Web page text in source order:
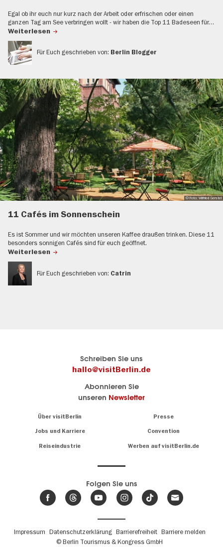
Egal ob ihr euch nur kurz nach der Arbeit oder erfrischen oder einen
ganzen Tag am See verbringen wollt - wir haben die Top 11 Badeseen für…
Weiterlesen
Für Euch geschrieben von: Berlin Blogger
© Foto: Wilfried Gerstel
11 Cafés im Sonnenschein
Es ist Sommer und wir möchten unseren Kaffee draußen trinken. Diese 11
besonders sonnigen Cafés sind für euch geöffnet.
Weiterlesen
Für Euch geschrieben von: Catrin
Schreiben Sie uns
hallo@visitBerlin.de
Abonnieren Sie
unseren Newsletter
Über visitBerlin Presse
Jobs und Karriere Convention
Reiseindustrie Werben auf visitBerlin.de
sind
für Sie da.
Tickets
Wir haben den
Hier geht es zu visitBerlin
Veranstaltungen
Günstige
Folgen Sie uns
Fußbereichsmenü
Impressum Datenschutzerklärung Barrierefreiheit Barriere melden
© Berlin Tourismus & Kongress GmbH